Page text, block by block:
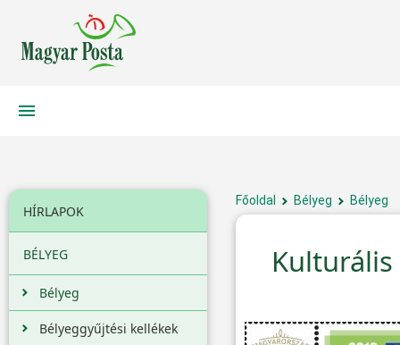
HÍRLAPOK
BÉLYEG
Bélyeg
Bélyeggyűjtési kellékek
Főoldal Bélyeg Bélyeg
Kulturális